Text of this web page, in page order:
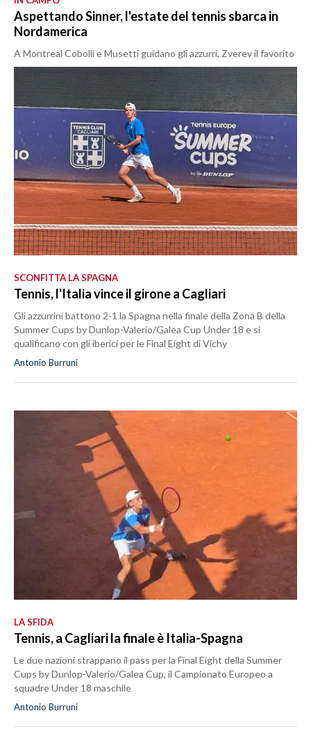
Aspettando Sinner, l'estate del tennis sbarca in
Nordamerica
A Montreal Cobolli e Musetti guidano gli azzurri, Zverev il favorito
SCONFITTA LA SPAGNA
Tennis, l'Italia vince il girone a Cagliari
Gli azzurrini battono 2-1 la Spagna nella finale della Zona B della
Summer Cups by Dunlop-Valerio/Galea Cup Under 18 e si
qualificano con gli iberici per le Final Eight di Vichy
Antonio Burruni
LA SFIDA
Tennis, a Cagliari la finale è Italia-Spagna
Le due nazioni strappano il pass per la Final Eight della Summer
Cups by Dunlop-Valerio/Galea Cup, il Campionato Europeo a
squadre Under 18 maschile
Antonio Burruni